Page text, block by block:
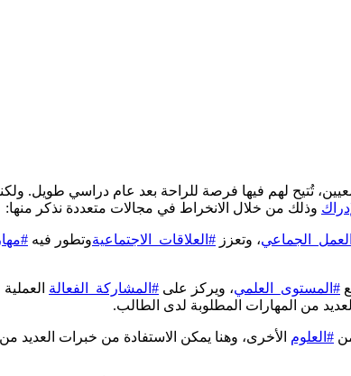
تُتيح لهم فيها فرصة للراحة بعد عام دراسي طويل.
وذلك من خلال الانخراط في مجالات متعددة نذكر منها:
، وتعزز #العلاقات_الاجتماعيةوتطور فيه
#المستوى_العلمي، ويركز على #المشاركة_الفعالة
من المهارات المطلوبة لدى الطالب.
#العلوم الأخرى، وهنا يمكن الاستفادة من خبرات العديد